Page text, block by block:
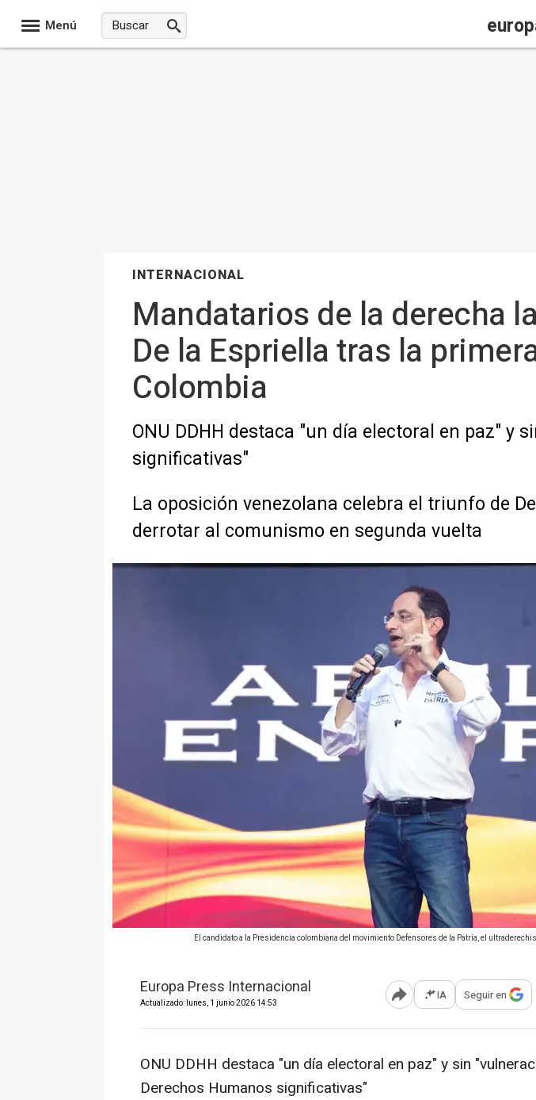
Menú
INTERNACIONAL
Mandatarios de la derecha
De la Espriella tras la
Colombia
ONU DDHH destaca "un día electoral en paz" y
significativas"
La oposición venezolana celebra el triunfo de
derrotar al comunismo en segunda vuelta
El candidato a la Presidencia colombiana del movimiento Defensores de la Patria, el
Europa Press Internacional
Actualizado: lunes, 1 junio 2026 14:53 Abrir opciones para compartir
IA Seguir en
ONU DDHH destaca "un día electoral en paz" y sin
Derechos Humanos significativas"